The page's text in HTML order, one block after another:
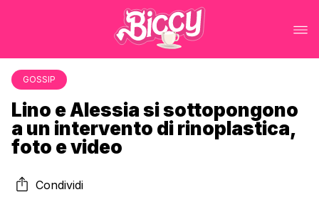
GOSSIP
Lino e Alessia si sottopongono
a un intervento di rinoplastica,
foto e video
Condividi